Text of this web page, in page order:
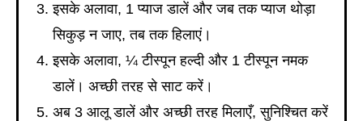
इसके अलावा, 1 प्याज डालें और जब तक प्याज थोड़ा
सिकुड़ न जाए, तब तक हिलाएं।
इसके अलावा, ¼ टीस्पून हल्दी और 1 टीस्पून नमक
डालें। अच्छी तरह से साट करें।
अब 3 आलू डालें और अच्छी तरह मिलाएँ, सुनिश्चित करें